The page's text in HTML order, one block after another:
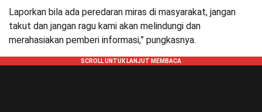
Laporkan bila ada peredaran miras di masyarakat, jangan
takut dan jangan ragu kami akan melindungi dan
merahasiakan pemberi informasi,” pungkasnya.